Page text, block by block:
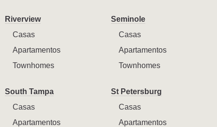
Riverview
Casas
Apartamentos
Townhomes
Seminole
Casas
Apartamentos
Townhomes
South Tampa
Casas
Apartamentos
St Petersburg
Casas
Apartamentos